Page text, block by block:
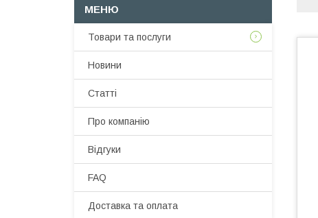
Товари та послуги
Новини
Статті
Про компанію
Відгуки
FAQ
Доставка та оплата